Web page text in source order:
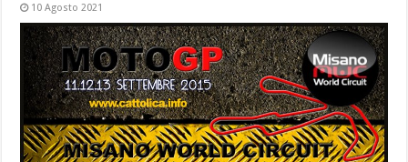
10 Agosto 2021